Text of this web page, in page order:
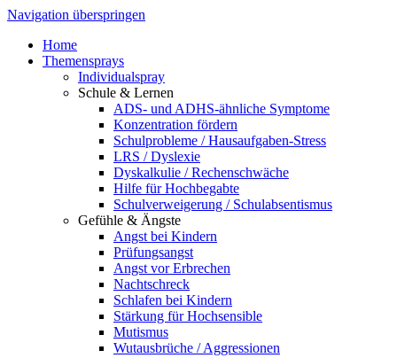
Navigation überspringen
Home
Themensprays
Individualspray
Schule & Lernen
ADS- und ADHS-ähnliche Symptome
Konzentration fördern
Schulprobleme / Hausaufgaben-Stress
LRS / Dyslexie
Dyskalkulie / Rechenschwäche
Hilfe für Hochbegabte
Schulverweigerung / Schulabsentismus
Gefühle & Ängste
Angst bei Kindern
Prüfungsangst
Angst vor Erbrechen
Nachtschreck
Schlafen bei Kindern
Stärkung für Hochsensible
Mutismus
Wutausbrüche / Aggressionen